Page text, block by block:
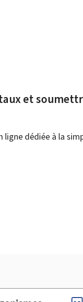
et
ligne dédiée à la